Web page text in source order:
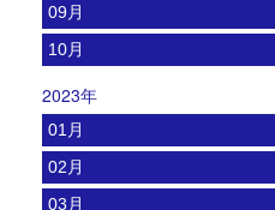
09月
10月
2023年
01月
02月
03月